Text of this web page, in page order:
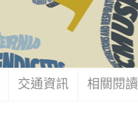
交通資訊 相關閱讀